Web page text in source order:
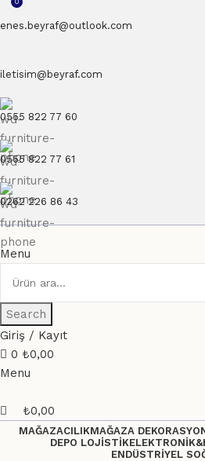
enes.beyraf@outlook.com
iletisim@beyraf.com
0555 822 77 60
0555 822 77 61
0262 226 86 43
Menu
Search
Giriş / Kayıt
0 ₺0,00
Menu
0
₺0,00
MAĞAZACILIKMAĞAZA
DEPO LOJİSTİK
ENDÜSTRİYEL